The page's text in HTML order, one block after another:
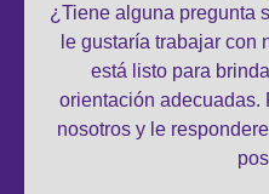
¿Tiene alguna pregunta
le gustaría trabajar con
está listo para
orientación adecuadas.
nosotros y le